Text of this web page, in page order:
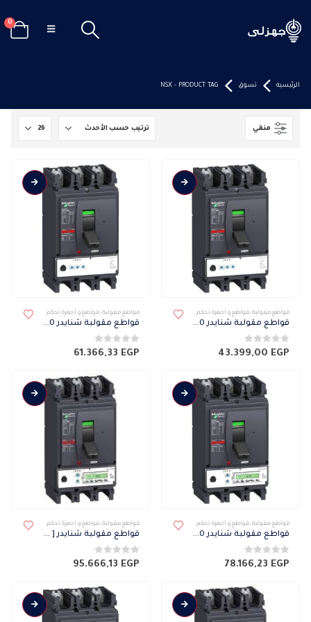
0
الرئيسيه تسوق PRODUCT TAG -
NSX
منقي
قواطع مقولبة, قواطع و أجهزة تحكم
قواطع مقولبة شنايدر NSX 70 كيلو 3 فاز ميكرو 2.3 400H
0من 5 43.399,00 EGP
قواطع مقولبة, قواطع و أجهزة تحكم
قواطع مقولبة شنايدر NSX 70 كيلو 3 فاز ميكرو 2.3 630H
0من 5 61.366,33 EGP
قواطع مقولبة, قواطع و أجهزة تحكم
قواطع مقولبة شنايدر NSX 70 كيلو 3 فاز ميكرو 5.3 A 630H
0من 5 78.166,23 EGP
قواطع مقولبة, قواطع و أجهزة تحكم
قواطع مقولبة شنايدر [ NSX ] 70 كيلو 3 فاز ميكرو 6.3 A 630H
0من 5 95.666,13 EGP